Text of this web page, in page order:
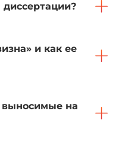
и как ее
выносимые на